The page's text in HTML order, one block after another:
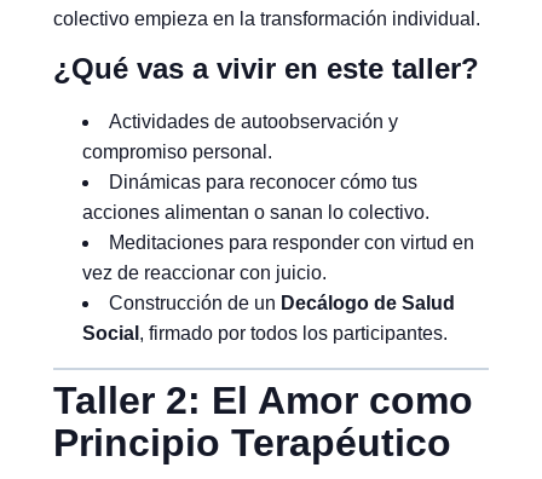
colectivo empieza en la transformación individual.
¿Qué vas a vivir en este taller?
Actividades de autoobservación y
compromiso personal.
Dinámicas para reconocer cómo tus
acciones alimentan o sanan lo colectivo.
Meditaciones para responder con virtud en
vez de reaccionar con juicio.
Construcción de un Decálogo de Salud
Social , firmado por todos los participantes.
Taller 2: El Amor como
Principio Terapéutico